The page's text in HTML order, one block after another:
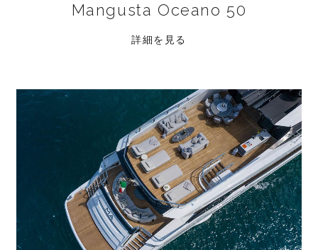
Mangusta Oceano 50
詳細を見る